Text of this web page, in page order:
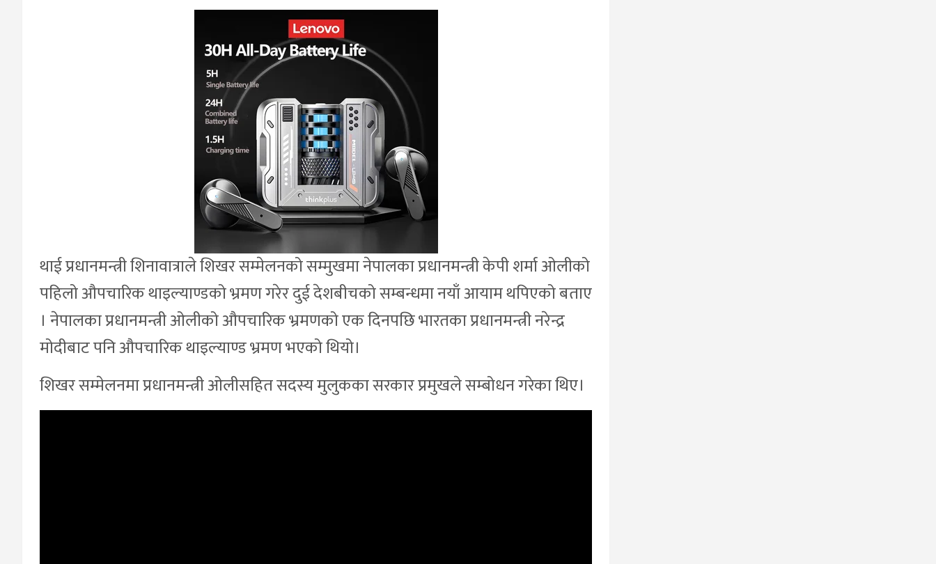
थाई प्रधानमन्त्री शिनावात्राले शिखर सम्मेलनको सम्मुखमा नेपालका प्रधानमन्त्री केपी शर्मा ओलीको
पहिलो औपचारिक थाइल्याण्डको भ्रमण गरेर दुई देशबीचको सम्बन्धमा नयाँ आयाम थपिएको बताए
। नेपालका प्रधानमन्त्री ओलीको औपचारिक भ्रमणको एक दिनपछि भारतका प्रधानमन्त्री नरेन्द्र
मोदीबाट पनि औपचारिक थाइल्याण्ड भ्रमण भएको थियो।
शिखर सम्मेलनमा प्रधानमन्त्री ओलीसहित सदस्य मुलुकका सरकार प्रमुखले सम्बोधन गरेका थिए।